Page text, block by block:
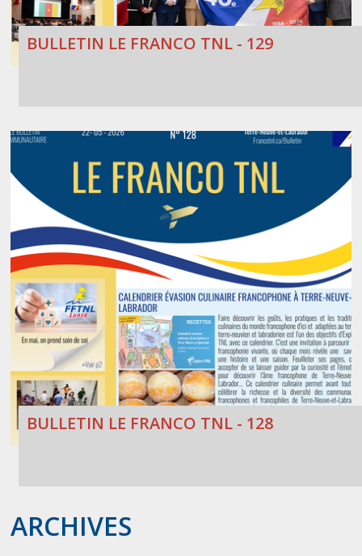
BULLETIN LE FRANCO TNL - 129
BULLETIN LE FRANCO TNL - 128
ARCHIVES